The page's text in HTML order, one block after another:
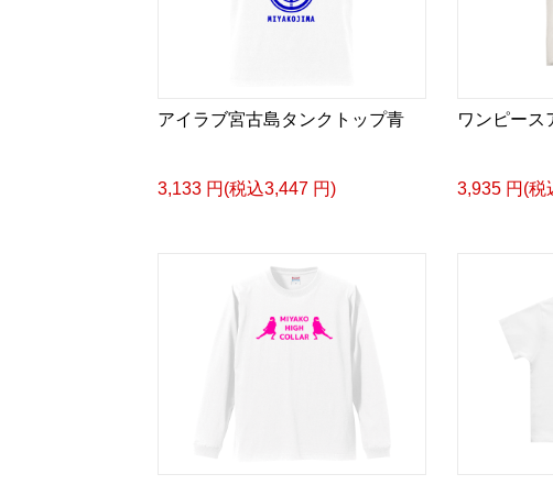
アイラブ宮古島タンクトップ青
3,133 円(税込3,447 円)
ワンピース
3,935 円(税